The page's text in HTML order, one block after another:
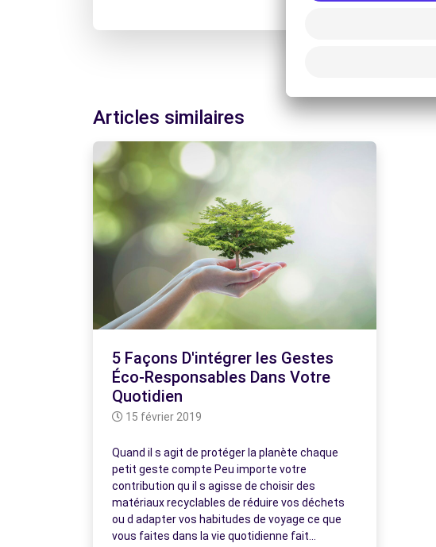
Articles similaires
5 Façons D'intégrer les Gestes
Éco-Responsables Dans Votre
Quotidien
15 février 2019
Quand il s agit de protéger la planète chaque
petit geste compte Peu importe votre
contribution qu il s agisse de choisir des
matériaux recyclables de réduire vos déchets
ou d adapter vos habitudes de voyage ce que
vous faites dans la vie quotidienne fait…